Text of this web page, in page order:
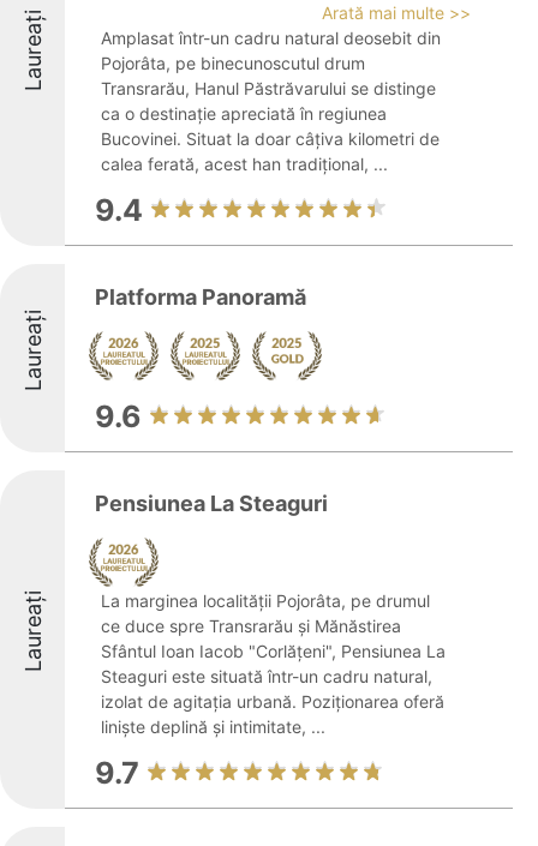
Laureați
Arată mai multe >>
Amplasat într-un cadru natural deosebit din
Pojorâta, pe binecunoscutul drum
Transrarău, Hanul Păstrăvarului se distinge
ca o destinație apreciată în regiunea
Bucovinei. Situat la doar câțiva kilometri de
calea ferată, acest han tradițional, ...
9.4
Laureați
Platforma Panoramă
9.6
Laureați
Pensiunea La Steaguri
La marginea localității Pojorâta, pe drumul
ce duce spre Transrarău și Mănăstirea
Sfântul Ioan Iacob "Corlăţeni", Pensiunea La
Steaguri este situată într-un cadru natural,
izolat de agitația urbană. Poziționarea oferă
liniște deplină și intimitate, ...
9.7